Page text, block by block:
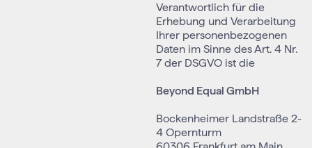
Verantwortlich für die
Erhebung und Verarbeitung
Ihrer personenbezogenen
Daten im Sinne des Art. 4 Nr.
7 der DSGVO ist die
Beyond Equal GmbH
Bockenheimer Landstraße 2-
4 Opernturm